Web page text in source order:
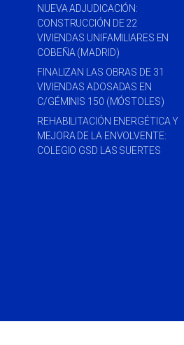
NUEVA ADJUDICACIÓN:
CONSTRUCCIÓN DE 22
VIVIENDAS UNIFAMILIARES EN
COBEÑA (MADRID)
FINALIZAN LAS OBRAS DE 31
VIVIENDAS ADOSADAS EN
C/GÉMINIS 150 (MÓSTOLES)
REHABILITACIÓN ENERGÉTICA Y
MEJORA DE LA ENVOLVENTE:
COLEGIO GSD LAS SUERTES